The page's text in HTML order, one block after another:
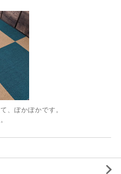
、ぽかぽかです。